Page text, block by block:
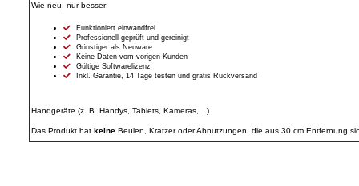
Fertiggerichte trocken
Fruchtsaft
Frühstück / süße Aufstriche
Wie neu, nur besser:
Funktioniert einwandfrei
Professionell geprüft und gereinigt
Günstiger als Neuware
Keine Daten vom vorigen Kunden
Gültige Softwarelizenz
Inkl. Garantie, 14 Tage testen und gratis Rückversand
Handgeräte (z. B. Handys, Tablets, Kameras,…)
Das Produkt hat keineBeulen, Kratzer oder Abnutzungen, die aus 30 cm Entfernung